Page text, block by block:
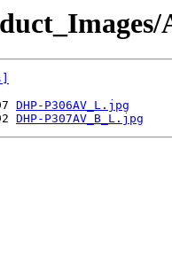
DHP-P306AV_L.jpg
DHP-P307AV_B_L.jpg